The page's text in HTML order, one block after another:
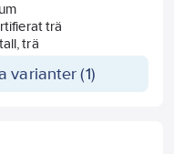
trä
trä
varianter (1)